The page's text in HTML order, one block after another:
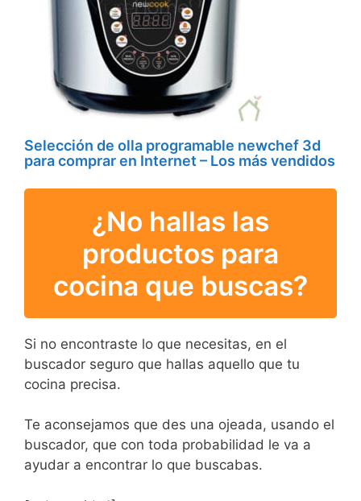
Selección de olla programable newchef 3d
para comprar en Internet – Los más vendidos
¿No hallas las
productos para
cocina que buscas?
Si no encontraste lo que necesitas, en el
buscador seguro que hallas aquello que tu
cocina precisa.
Te aconsejamos que des una ojeada, usando el
buscador, que con toda probabilidad le va a
ayudar a encontrar lo que buscabas.